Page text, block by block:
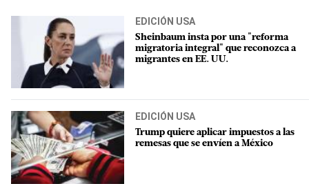
EDICIÓN USA
Sheinbaum insta por una "reforma
migratoria integral" que reconozca a
migrantes en EE. UU.
EDICIÓN USA
Trump quiere aplicar impuestos a las
remesas que se envíen a México